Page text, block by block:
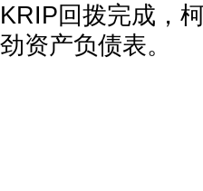
KRIP回拨完成，
劲资产负债表。